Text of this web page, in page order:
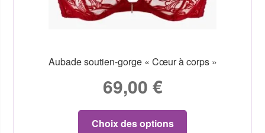
Aubade soutien-gorge « Cœur à corps »
69,00 €
Choix des options